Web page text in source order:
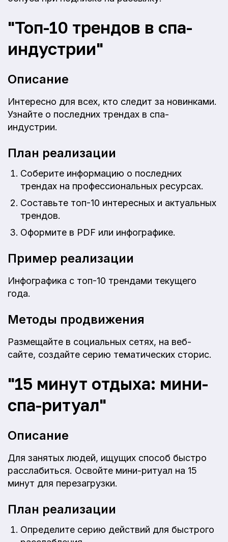
"Топ-10 трендов в спа-
индустрии"
Описание
Интересно для всех, кто следит за новинками.
Узнайте о последних трендах в спа-
индустрии.
План реализации
Соберите информацию о последних
трендах на профессиональных ресурсах.
Составьте топ-10 интересных и актуальных
трендов.
Оформите в PDF или инфографике.
Пример реализации
Инфографика с топ-10 трендами текущего
года.
Методы продвижения
Размещайте в социальных сетях, на веб-
сайте, создайте серию тематических сторис.
"15 минут отдыха: мини-
спа-ритуал"
Описание
Для занятых людей, ищущих способ быстро
расслабиться. Освойте мини-ритуал на 15
минут для перезагрузки.
План реализации
Определите серию действий для быстрого